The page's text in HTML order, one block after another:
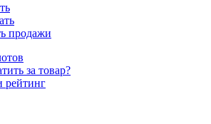
продажи
за товар?
рейтинг